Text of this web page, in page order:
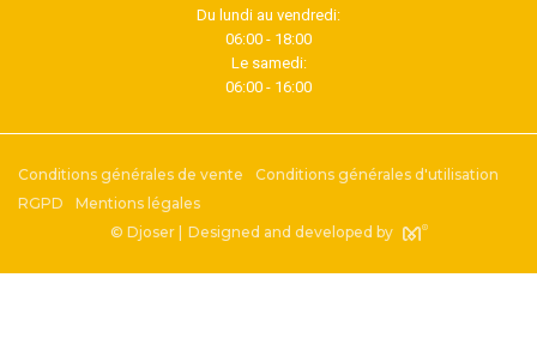
Du lundi au vendredi:
06:00 - 18:00
Le samedi:
06:00 - 16:00
Conditions générales de vente
Conditions générales d'utilisation
RGPD
Mentions légales
© Djoser | Designed and developed by